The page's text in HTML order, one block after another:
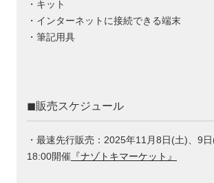
・キット
・インターネットに接続できる端末
・筆記用具
◼︎販売スケジュール
・最速先行販売：2025年11月8日(土)、9
18:00開催 『ナゾトキマーケット』